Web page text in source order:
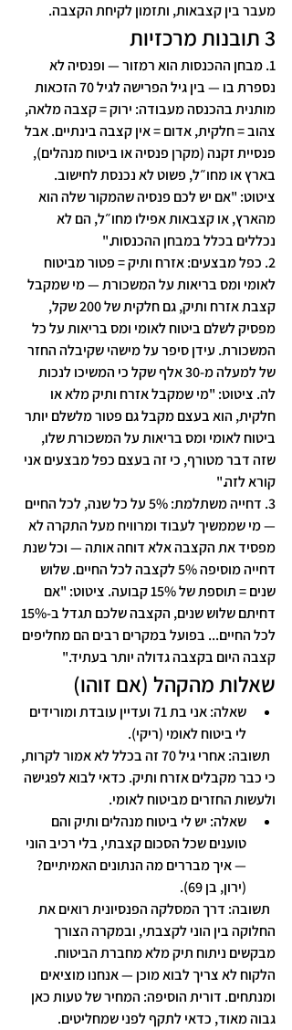
מעבר בין קצבאות, ותזמון לקיחת הקצבה.
3 תובנות מרכזיות
1. מבחן ההכנסות הוא רמזור — ופנסיה לא
נספרת בו
— בין גיל הפרישה לגיל 70 הזכאות
מותנית בהכנסה מעבודה: ירוק = קצבה מלאה,
צהוב = חלקית, אדום = אין קצבה בינתיים. אבל
פנסיית זקנה (מקרן פנסיה או ביטוח מנהלים),
בארץ או מחו״ל, פשוט לא נכנסת לחישוב.
ציטוט: "אם יש לכם פנסיה שהמקור שלה הוא
מהארץ, או קצבאות אפילו מחו״ל, הם לא
נכללים בכלל במבחן ההכנסות."
2. כפל מבצעים: אזרח ותיק = פטור מביטוח
לאומי ומס בריאות על המשכורת — מי שמקבל
קצבת אזרח ותיק, גם חלקית של 200 שקל,
מפסיק לשלם ביטוח לאומי ומס בריאות על כל
המשכורת. עידן סיפר על מישהי שקיבלה החזר
של למעלה מ-30 אלף שקל כי המשיכו לנכות
לה. ציטוט: "מי שמקבל אזרח ותיק מלא או
חלקית, הוא בעצם מקבל גם פטור מלשלם יותר
ביטוח לאומי ומס בריאות על המשכורת שלו,
שזה דבר מטורף, כי זה בעצם כפל מבצעים אני
קורא לזה."
3. דחייה משתלמת: 5% על כל שנה, לכל החיים
— מי שממשיך לעבוד ומרוויח מעל התקרה לא
מפסיד את הקצבה אלא דוחה אותה — וכל שנת
דחייה מוסיפה 5% לקצבה לכל החיים. שלוש
שנים = תוספת של 15% קבועה. ציטוט: "אם
לכל החיים... בפועל במקרים רבים הם מחליפים
קצבה היום בקצבה גדולה יותר בעתיד."
שאלות מהקהל (אם זוהו)
שאלה
: אני בת 71 ועדיין עובדת ומורידים
לי ביטוח לאומי (ריקי).
תשובה
: אחרי גיל 70 זה בכלל לא אמור לקרות,
כי כבר מקבלים אזרח ותיק. כדאי לבוא לפגישה
ולעשות החזרים מביטוח לאומי.
שאלה: יש לי ביטוח מנהלים ותיק והם
טוענים שכל הסכום קצבתי, בלי רכיב הוני
— איך מבררים מה הנתונים האמיתיים?
(ירון, בן 69).
תשובה: דרך המסלקה הפנסיונית רואים את
החלוקה בין הוני לקצבתי, ובמקרה הצורך
מבקשים ניתוח תיק מלא מחברת הביטוח.
הלקוח לא צריך לבוא מוכן — אנחנו מוציאים
ומנתחים. דורית הוסיפה: המחיר של טעות כאן
גבוה מאוד, כדאי לתקף לפני שמחליטים.